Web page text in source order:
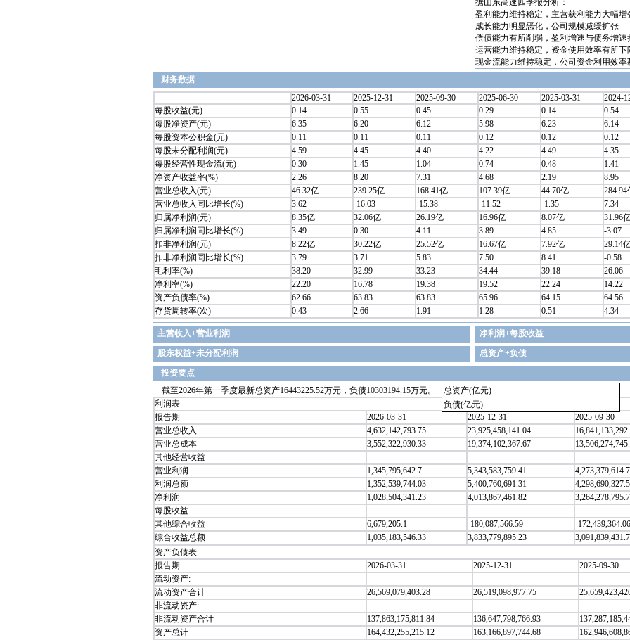
据山东高速四季报分析：
盈利能力维持稳定，主营获利能力大幅增
成长能力明显恶化，公司规模减缓扩张
偿债能力有所削弱，盈利增速与债务增速
运营能力维持稳定，资金使用效率有所下
现金流能力维持稳定，公司资金利用效率
财务数据
2026-03-31
2025-12-31 2025-09-30 2025-06-30 2025-03-31
2024-
每股收益(元)
0.14 0.55 0.45 0.29 0.14
0.54
每股净资产(元)
6.35 6.20 6.12 5.98 6.23
6.14
每股资本公积金(元)
0.11 0.11 0.11 0.12 0.12
0.12
每股未分配利润(元)
4.59 4.45 4.40 4.22 4.49
4.35
每股经营性现金流(元)
0.30 1.45 1.04 0.74 0.48
1.41
净资产收益率(%)
2.26 8.20 7.31 4.68 2.19
8.95
营业总收入(元)
46.32亿 239.25亿 168.41亿 107.39亿 44.70亿
284.94
营业总收入同比增长(%)
3.62 -16.03 -15.38 -11.52 -1.35
7.34
归属净利润(元)
8.35亿 32.06亿 26.19亿 16.96亿 8.07亿
31.96
归属净利润同比增长(%)
3.49 0.30 4.11 3.89 4.85
-3.07
扣非净利润(元)
8.22亿 30.22亿 25.52亿 16.67亿 7.92亿
29.14
扣非净利润同比增长(%)
3.79 3.71 5.83 7.50 8.41
-0.58
毛利率(%)
38.20 32.99 33.23 34.44 39.18
26.06
净利率(%)
22.20 16.78 19.38 19.52 22.24
14.22
资产负债率(%)
62.66 63.83 63.83 65.96 64.15
64.56
存货周转率(次)
0.43 2.66 1.91 1.28 0.51 4.34
主营收入+营业利润
净利润+每股收益
股东权益+未分配利润
总资产+负债
投资要点
总资产(亿元)
负债(亿元)
截至2026年第一季度最新总资产16443225.52万元，负债10303194.15万元。
利润表
报告期
2026-03-31 2025-12-31
2025-09-30
营业总收入
4,632,142,793.75 23,925,458,141.04
营业总成本
3,552,322,930.33 19,374,102,367.67
其他经营收益
营业利润
1,345,795,642.7 5,343,583,759.41
4,273,379,614.7
利润总额
1,352,539,744.03 5,400,760,691.31
净利润
1,028,504,341.23 4,013,867,461.82
每股收益
其他综合收益
6,679,205.1 -180,087,566.59
-172,439,364.06
综合收益总额
1,035,183,546.33 3,833,779,895.23
3,091,839,431.7
资产负债表
报告期
2026-03-31 2025-12-31
2025-09-30
流动资产:
流动资产合计
26,569,079,403.28 26,519,098,977.75
非流动资产:
非流动资产合计
137,863,175,811.84 136,647,798,766.93
资产总计
164,432,255,215.12 163,166,897,744.68